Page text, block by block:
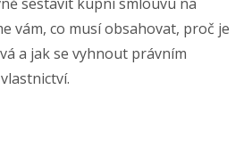
vám, co musí obsahovat, proč je
a jak se vyhnout právním